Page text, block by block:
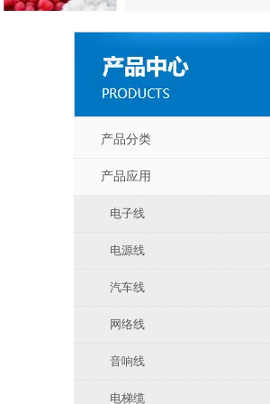
产品分类
产品应用
电子线
电源线
汽车线
网络线
音响线
电梯缆